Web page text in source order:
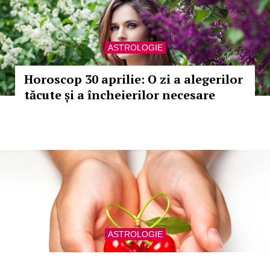
ASTROLOGIE
Horoscop 30 aprilie: O zi a alegerilor
tăcute și a încheierilor necesare
ASTROLOGIE